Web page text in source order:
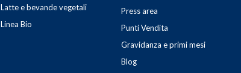
Latte e bevande vegetali
Linea Bio
Press area
Punti Vendita
Gravidanza e primi mesi
Blog